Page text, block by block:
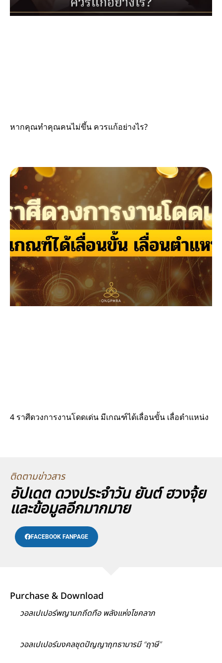
หากคุณทำคุณคนไม่ขึ้น ควรแก้อย่างไร?
4 ราศีดวงการงานโดดเด่น มีเกณฑ์ได้เลื่อนขั้น เลื่อตำแหน่ง
ติดตามข่าวสาร
อัปเดต ดวงประจำวัน ยันต์ ฮวงจุ้ย
และข้อมูลอีกมากมาย
FACEBOOK FANPAGE
Purchase & Download
วอลเปเปอร์พญานกถึดทือ พลังแห่งโชคลาภ
วอลเปเปอร์มงคลชุดปัญญาฤทธาบารมี “ฤาษี”